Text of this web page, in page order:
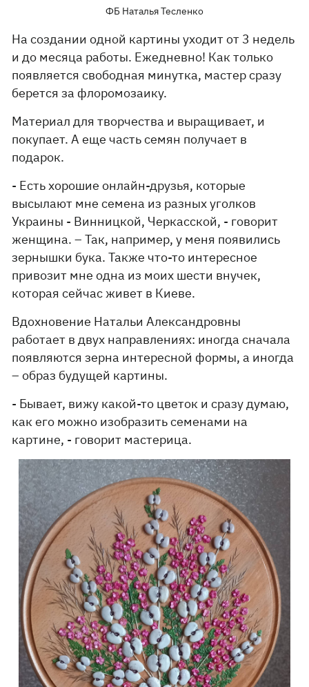
ФБ Наталья Тесленко
На создании одной картины уходит от 3 недель
и до месяца работы. Ежедневно! Как только
появляется свободная минутка, мастер сразу
берется за флоромозаику.
Материал для творчества и выращивает, и
покупает. А еще часть семян получает в
подарок.
- Есть хорошие онлайн-друзья, которые
высылают мне семена из разных уголков
Украины - Винницкой, Черкасской, - говорит
женщина. – Так, например, у меня появились
зернышки бука. Также что-то интересное
привозит мне одна из моих шести внучек,
которая сейчас живет в Киеве.
Вдохновение Натальи Александровны
работает в двух направлениях: иногда сначала
появляются зерна интересной формы, а иногда
– образ будущей картины.
- Бывает, вижу какой-то цветок и сразу думаю,
как его можно изобразить семенами на
картине, - говорит мастерица.